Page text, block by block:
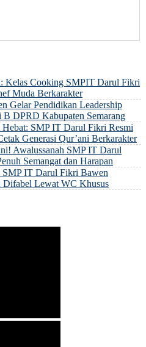
Kelas Cooking SMPIT Darul Fikri
Muda Berkarakter
Gelar Pendidikan Leadership
DPRD Kabupaten Semarang
Hebat: SMP IT Darul Fikri Resmi
Generasi Qur’ani Berkarakter
Awalussanah SMP IT Darul
Semangat dan Harapan
SMP IT Darul Fikri Bawen
Difabel Lewat WC Khusus